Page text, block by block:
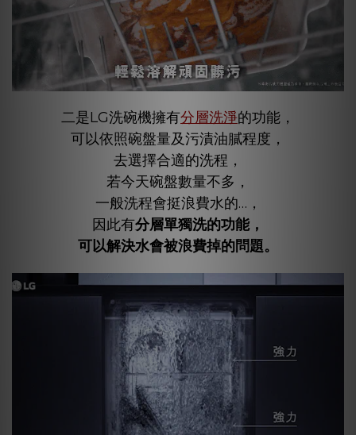
二是LG洗碗機擁有分層洗淨的功能，
可以依照碗盤量及污漬油膩程度，
去選擇合適的洗程，
若今天碗盤數量不多，
一般洗程會挺浪費水的…，
因此有分層單獨洗的功能，
可以解決水會被浪費掉的問題。